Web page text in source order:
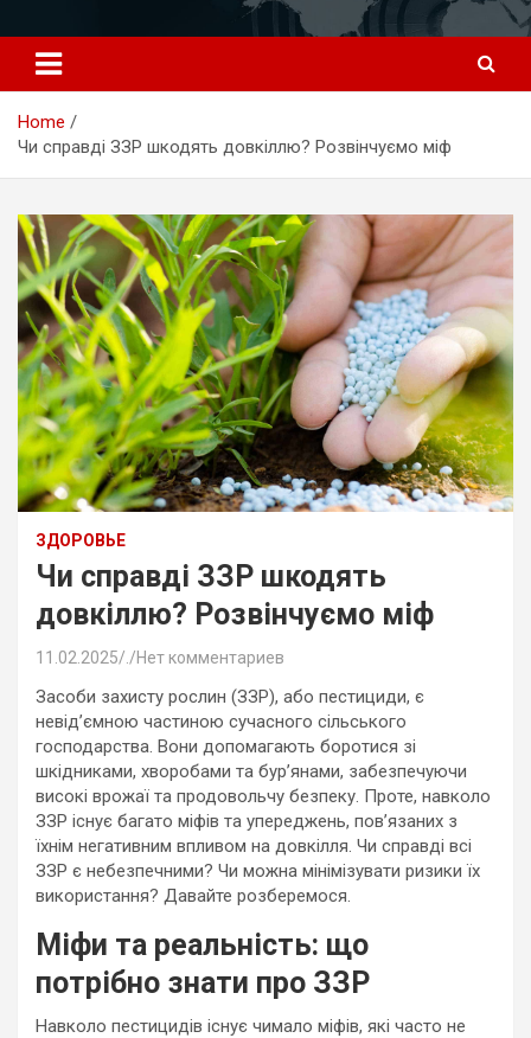
к
содержимому
Home
Чи справді ЗЗР шкодять довкіллю? Розвінчуємо міф
ЗДОРОВЬЕ
Чи справді ЗЗР шкодять
довкіллю? Розвінчуємо міф
11.02.2025 Нет комментариев
Засоби захисту рослин (ЗЗР), або пестициди, є
невід’ємною частиною сучасного сільського
господарства. Вони допомагають боротися зі
шкідниками, хворобами та бур’янами, забезпечуючи
високі врожаї та продовольчу безпеку. Проте, навколо
ЗЗР існує багато міфів та упереджень, пов’язаних з
їхнім негативним впливом на довкілля. Чи справді всі
ЗЗР є небезпечними? Чи можна мінімізувати ризики їх
використання? Давайте розберемося.
Міфи та реальність: що
потрібно знати про ЗЗР
Навколо пестицидів існує чимало міфів, які часто не